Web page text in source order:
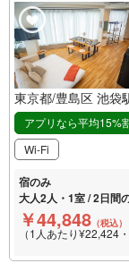
東京都/豊島区 池袋
アプリなら平均15%
Wi-Fi
宿のみ
大人2人・1室 / 2日間
￥44,848 （税込）
（1人あたり¥22,424・